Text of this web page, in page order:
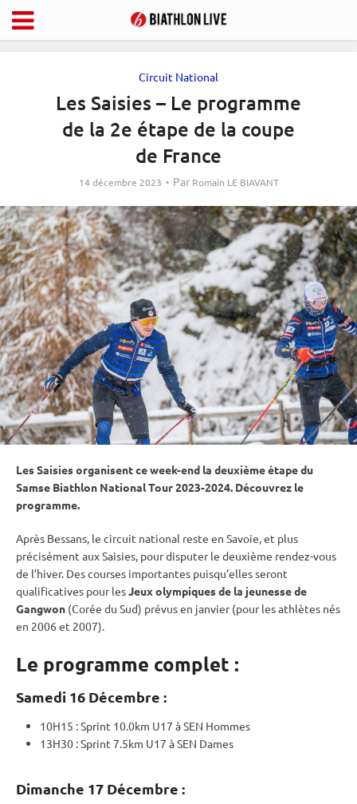
Circuit National
Les Saisies – Le programme
de la 2e étape de la coupe
de France
14 décembre 2023 Par Romain LE BIAVANT
Les Saisies organisent ce week-end la deuxième étape du
Samse Biathlon National Tour 2023-2024. Découvrez le
programme.
Après Bessans, le circuit national reste en Savoie, et plus
précisément aux Saisies, pour disputer le deuxième rendez-vous
de l’hiver. Des courses importantes puisqu’elles seront
qualificatives pour lesJeux olympiquesde la jeunesse de
Gangwon (Corée du Sud) prévus en janvier (pour les athlètes nés
en 2006 et 2007).
Le programme complet :
Samedi 16 Décembre :
10H15 :Sprint 10.0km U17 à SEN Hommes
13H30 :Sprint 7.5km U17 à SEN Dames
Dimanche 17 Décembre :